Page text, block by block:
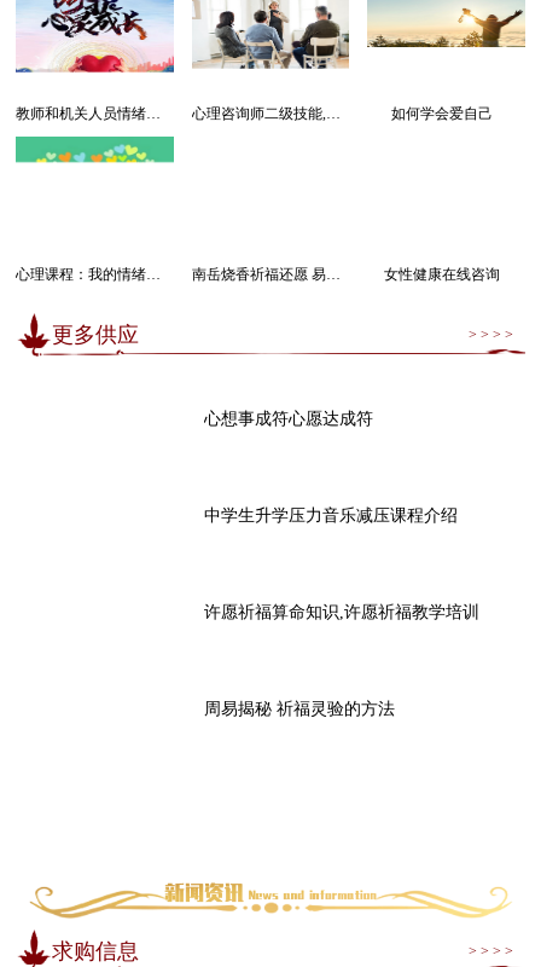
如何学会爱自己
南岳烧香祈福还愿 易经卜卦算命求运 女性健康在线咨询
更多供应 > > > >
心想事成符心愿达成符
中学生升学压力音乐减压课程介绍
许愿祈福算命知识,许愿祈福教学培训
周易揭秘 祈福灵验的方法
求购信息 > > > >